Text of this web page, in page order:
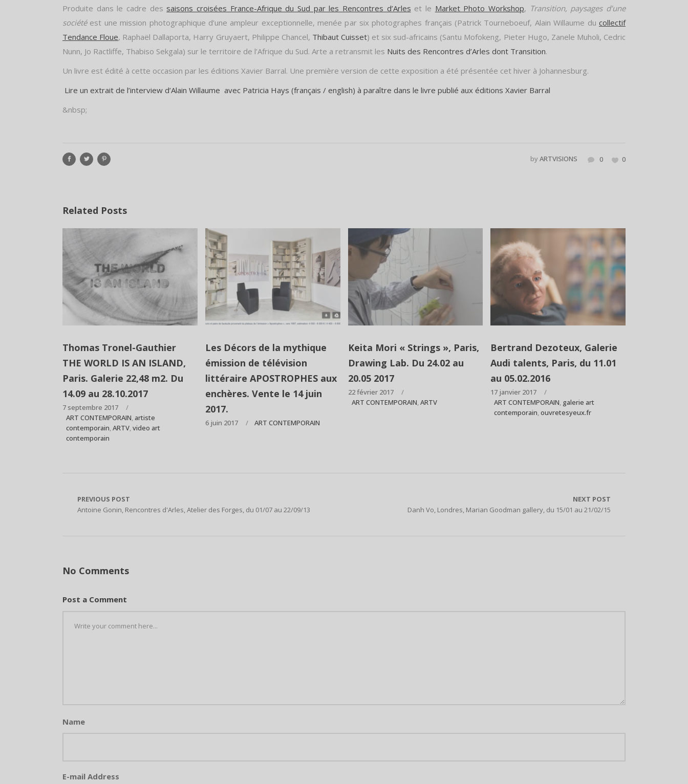
Produite dans le cadre des saisons croisées France-Afrique du Sud par les Rencontres d’Arles et le Market Photo Workshop, Transition, paysages d’une
sociétéest une mission photographique d’une ampleur exceptionnelle, menée par six photographes français (Patrick Tourneboeuf, Alain Willaume du collectif
Tendance Floue, Raphaël Dallaporta, Harry Gruyaert, Philippe Chancel, Thibaut Cuisset) et six sud-africains (Santu Mofokeng, Pieter Hugo, Zanele Muholi, Cedric
Nunn, Jo Ractliffe, Thabiso Sekgala) sur le territoire de l’Afrique du Sud. Arte a retransmit les Nuits des Rencontres d’Arles dont Transition.
Un livre est édité à cette occasion par les éditions Xavier Barral. Une première version de cette exposition a été présentée cet hiver à Johannesburg.
Lire un extrait de l’interview d’Alain Willaume avec Patricia Hays (français / english) à paraître dans le livre publié aux éditions Xavier Barral
&nbsp;
byARTVISIONS 0 0
Related Posts
Thomas Tronel-Gauthier
THE WORLD IS AN ISLAND,
Paris. Galerie 22,48 m2. Du
14.09 au 28.10.2017
7 septembre 2017
ART CONTEMPORAIN artiste
contemporain ARTV video art
contemporain
Les Décors de la mythique
émission de télévision
littéraire APOSTROPHES aux
enchères. Vente le 14 juin
2017.
6 juin 2017 ART CONTEMPORAIN
Keita Mori « Strings », Paris,
Drawing Lab. Du 24.02 au
20.05 2017
22 février 2017
ART CONTEMPORAIN ARTV
Bertrand Dezoteux, Galerie
Audi talents, Paris, du 11.01
au 05.02.2016
17 janvier 2017
ART CONTEMPORAIN galerie art
contemporain ,ouvretesyeux.fr
PREVIOUS POST
Antoine Gonin, Rencontres d'Arles, Atelier des Forges, du 01/07 au 22/09/13
NEXT POST
Danh Vo, Londres, Marian Goodman gallery, du 15/01 au 21/02/15
No Comments
Post a Comment
Name
E-mail Address